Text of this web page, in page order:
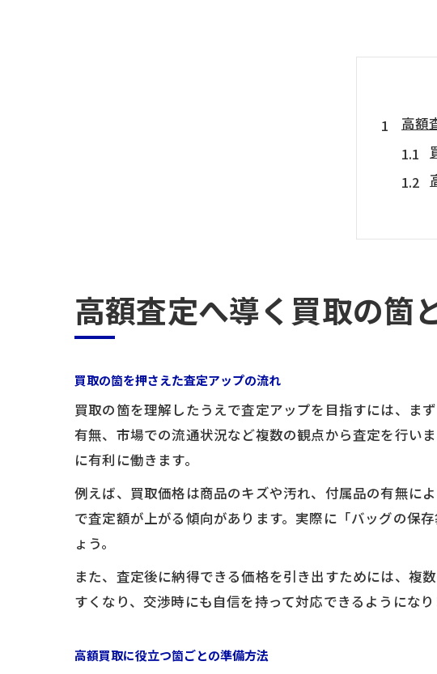
高額
失敗
高額査定へ導く買取の箇
買取の箇を押さえた査定アップの流れ
買取の箇を理解したうえで査定アップを目指すには、ま
有無、市場での流通状況など複数の観点から査定を行い
に有利に働きます。
例えば、買取価格は商品のキズや汚れ、付属品の有無に
で査定額が上がる傾向があります。実際に「バッグの保
ょう。
また、査定後に納得できる価格を引き出すためには、複
すくなり、交渉時にも自信を持って対応できるようになり
高額買取に役立つ箇ごとの準備方法